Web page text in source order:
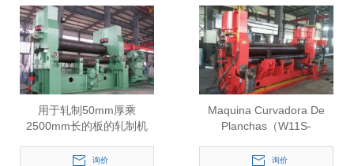
用于轧制50mm厚乘
2500mm长的板的轧制机
询价
Maquina Curvadora De
Planchas（W11S-
询价